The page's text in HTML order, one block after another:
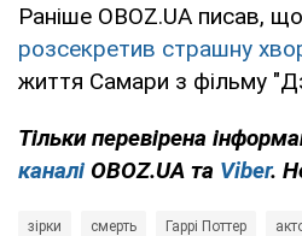
Раніше OBOZ.UA писав,
розсекретив страшну
життя Самари з фільму
Тільки перевірена
каналі OBOZ.UA та Viber.
зірки смерть Гаррі Поттер